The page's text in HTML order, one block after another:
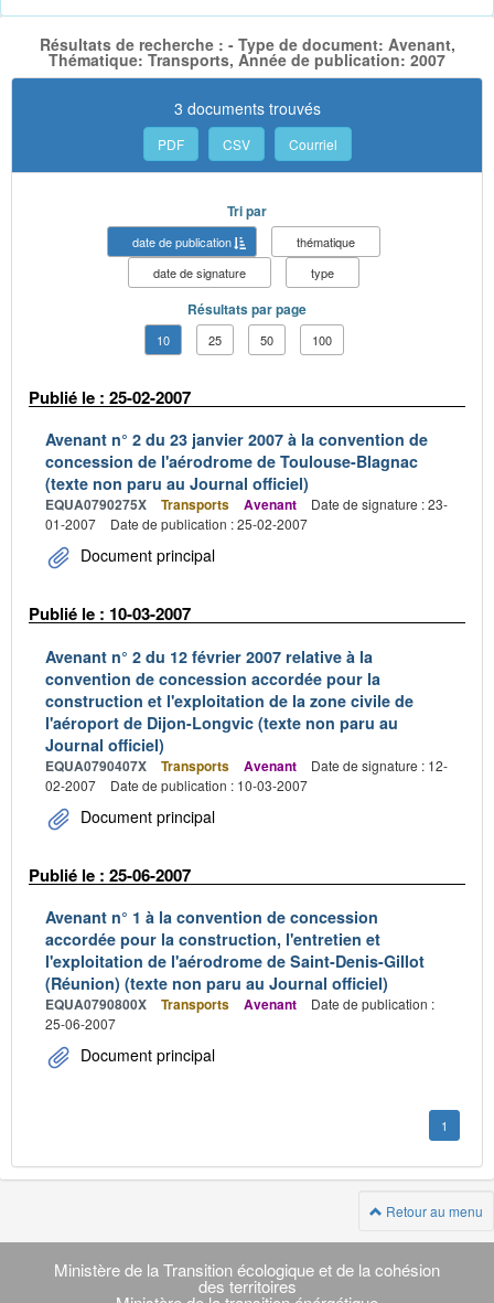
Résultats de recherche : - Type de document: Avenant,
Thématique: Transports, Année de publication: 2007
3 documents trouvés
PDF CSV Courriel
Tri par
date de publication
thématique
date de signature
type
Résultats par page
10 25 50 100
Publié le : 25-02-2007
Avenant n° 2 du 23 janvier 2007 à la convention de
concession de l'aérodrome de Toulouse-Blagnac
(texte non paru au Journal officiel)
EQUA0790275X Transports Avenant
Date de signature : 23-
01-2007
Date de publication : 25-02-2007
Document principal
Publié le : 10-03-2007
Avenant n° 2 du 12 février 2007 relative à la
convention de concession accordée pour la
construction et l'exploitation de la zone civile de
l'aéroport de Dijon-Longvic (texte non paru au
Journal officiel)
EQUA0790407X Transports Avenant
Date de signature : 12-
02-2007
Date de publication : 10-03-2007
Document principal
Publié le : 25-06-2007
Avenant n° 1 à la convention de concession
accordée pour la construction, l'entretien et
l'exploitation de l'aérodrome de Saint-Denis-Gillot
(Réunion) (texte non paru au Journal officiel)
EQUA0790800X Transports Avenant
Date de publication :
25-06-2007
Document principal
1
Retour au menu
Navigation
transverse
Ministère de la Transition écologique et de la cohésion
des territoires